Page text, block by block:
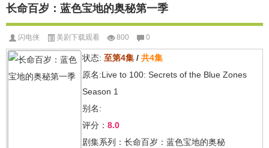
长命百岁：蓝色宝地的奥秘第一季
闪电侠 美剧下载观看 800 0
状态: 至第4集 / 共4集
原名:Live to 100: Secrets of the Blue Zones
Season 1
别名:
评分： 8.0
剧集系列：长命百岁：蓝色宝地的奥秘